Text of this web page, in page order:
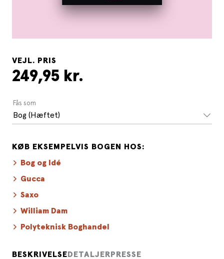
BESKRIVELSE DETALJER PRESSE
VEJL. PRIS
249,95 kr.
Fås som
Bog (Hæftet)
KØB EKSEMPELVIS BOGEN HOS:
Bog og Idé
Gucca
Saxo
William Dam
Polyteknisk Boghandel